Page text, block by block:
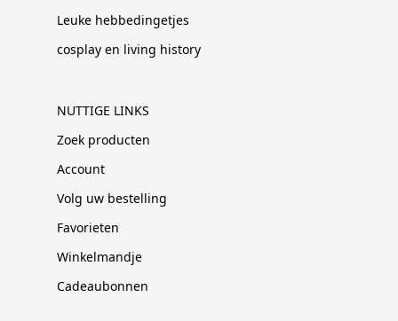
Leuke hebbedingetjes
cosplay en living history
NUTTIGE LINKS
Zoek producten
Account
Volg uw bestelling
Favorieten
Winkelmandje
Cadeaubonnen